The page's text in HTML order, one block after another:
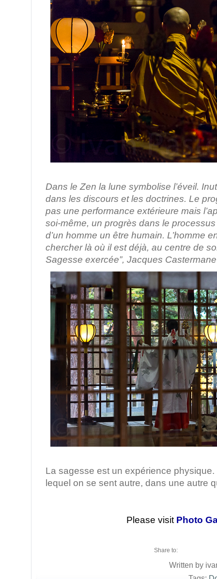
Dans le Zen la lune symbolise l’éveil.
dans les discours et les doctrines. Le
pas une performance extérieure mais
soi-même, un progrès dans le
d’un homme un être humain. L’homme
chercher là où il est déjà, au centre de
Sagesse exercée”, Jacques Castermane
La sagesse est un expérience
lequel on se sent autre, dans une autre
Please visit Photo
Share to:
Written by